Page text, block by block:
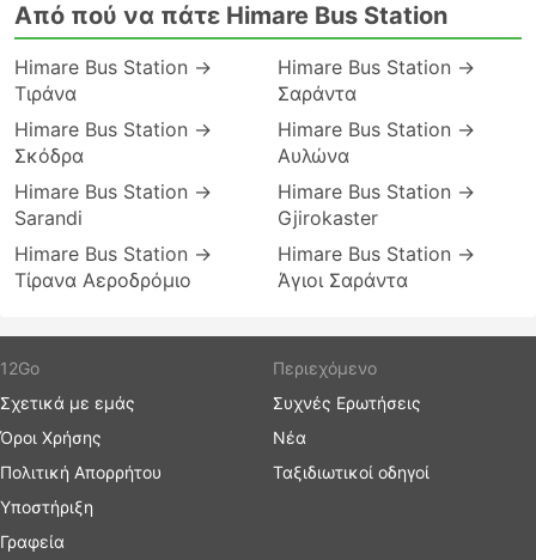
Από πού να πάτε Himare Bus Station
Himare Bus Station →
Τιράνα
Himare Bus Station →
Σκόδρα
Himare Bus Station →
Sarandi
Himare Bus Station →
Τίρανα Αεροδρόμιο
Himare Bus Station →
Σαράντα
Himare Bus Station →
Αυλώνα
Himare Bus Station →
Gjirokaster
Himare Bus Station →
Άγιοι Σαράντα
12Go
Σχετικά με εμάς
Όροι Χρήσης
Πολιτική Απορρήτου
Υποστήριξη
Γραφεία
Περιεχόμενο
Συχνές Ερωτήσεις
Νέα
Ταξιδιωτικοί οδηγοί